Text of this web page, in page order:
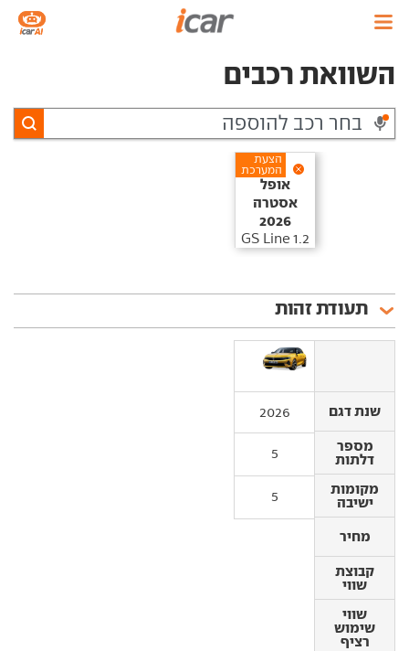
השוואת רכבים
הצעת
המערכת
אופל‏
אסטרה‏
2026
1.2 GS Line
תעודת זהות
שנת דגם
מספר
דלתות
מקומות
ישיבה
מחיר
קבוצת
שווי
שווי
שימוש
רציף
שנת דגם 2026
מספר
דלתות 5
מקומות
ישיבה 5
מחיר
קבוצת
שווי
שווי
שימוש
רציף